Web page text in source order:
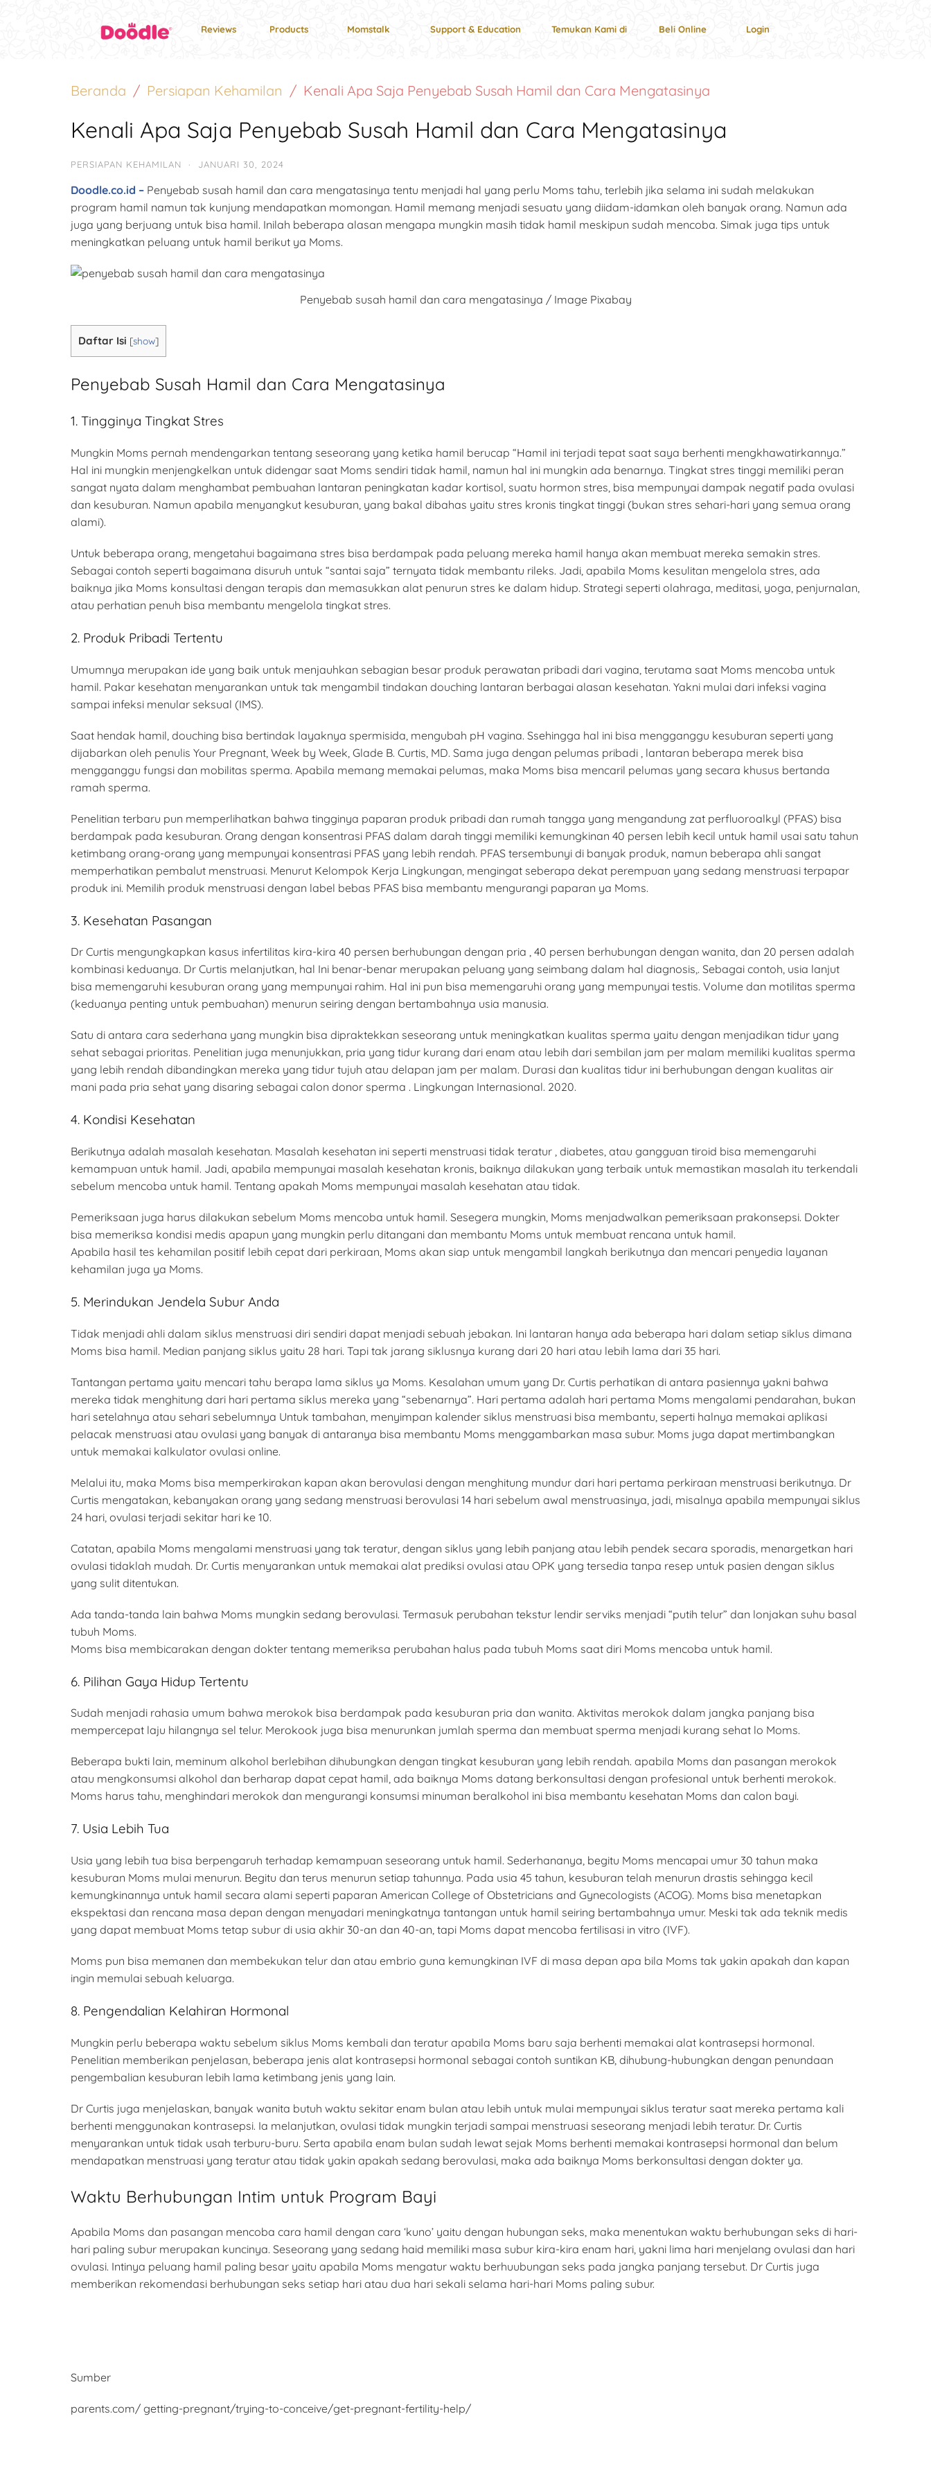
Reviews Products Momstalk Support & Education Temukan Kami di Beli Online Login
Beranda Persiapan Kehamilan Kenali Apa Saja Penyebab Susah Hamil dan Cara Mengatasinya
Kenali Apa Saja Penyebab Susah Hamil dan Cara Mengatasinya
PERSIAPAN KEHAMILAN · JANUARI 30, 2024
Doodle.co.id – Penyebab susah hamil dan cara mengatasinya tentu menjadi hal yang perlu Moms tahu, terlebih jika selama ini sudah melakukan
program hamil namun tak kunjung mendapatkan momongan. Hamil memang menjadi sesuatu yang diidam-idamkan oleh banyak orang. Namun ada
juga yang berjuang untuk bisa hamil. Inilah beberapa alasan mengapa mungkin masih tidak hamil meskipun sudah mencoba. Simak juga tips untuk
meningkatkan peluang untuk hamil berikut ya Moms.
Penyebab susah hamil dan cara mengatasinya / Image Pixabay
Daftar Isi [show]
Penyebab Susah Hamil dan Cara Mengatasinya
1. Tingginya Tingkat Stres
Mungkin Moms pernah mendengarkan tentang seseorang yang ketika hamil berucap “Hamil ini terjadi tepat saat saya berhenti mengkhawatirkannya.”
Hal ini mungkin menjengkelkan untuk didengar saat Moms sendiri tidak hamil, namun hal ini mungkin ada benarnya. Tingkat stres tinggi memiliki peran
sangat nyata dalam menghambat pembuahan lantaran peningkatan kadar kortisol, suatu hormon stres, bisa mempunyai dampak negatif pada ovulasi
dan kesuburan. Namun apabila menyangkut kesuburan, yang bakal dibahas yaitu stres kronis tingkat tinggi (bukan stres sehari-hari yang semua orang
alami).
Untuk beberapa orang, mengetahui bagaimana stres bisa berdampak pada peluang mereka hamil hanya akan membuat mereka semakin stres.
Sebagai contoh seperti bagaimana disuruh untuk “santai saja” ternyata tidak membantu rileks. Jadi, apabila Moms kesulitan mengelola stres, ada
baiknya jika Moms konsultasi dengan terapis dan memasukkan alat penurun stres ke dalam hidup. Strategi seperti olahraga, meditasi, yoga, penjurnalan,
atau perhatian penuh bisa membantu mengelola tingkat stres.
2. Produk Pribadi Tertentu
Umumnya merupakan ide yang baik untuk menjauhkan sebagian besar produk perawatan pribadi dari vagina, terutama saat Moms mencoba untuk
hamil. Pakar kesehatan menyarankan untuk tak mengambil tindakan douching lantaran berbagai alasan kesehatan. Yakni mulai dari infeksi vagina
sampai infeksi menular seksual (IMS).
Saat hendak hamil, douching bisa bertindak layaknya spermisida, mengubah pH vagina. Ssehingga hal ini bisa mengganggu kesuburan seperti yang
dijabarkan oleh penulis Your Pregnant, Week by Week, Glade B. Curtis, MD. Sama juga dengan pelumas pribadi , lantaran beberapa merek bisa
mengganggu fungsi dan mobilitas sperma. Apabila memang memakai pelumas, maka Moms bisa mencaril pelumas yang secara khusus bertanda
ramah sperma.
Penelitian terbaru pun memperlihatkan bahwa tingginya paparan produk pribadi dan rumah tangga yang mengandung zat perfluoroalkyl (PFAS) bisa
berdampak pada kesuburan. Orang dengan konsentrasi PFAS dalam darah tinggi memiliki kemungkinan 40 persen lebih kecil untuk hamil usai satu tahun
ketimbang orang-orang yang mempunyai konsentrasi PFAS yang lebih rendah. PFAS tersembunyi di banyak produk, namun beberapa ahli sangat
memperhatikan pembalut menstruasi. Menurut Kelompok Kerja Lingkungan, mengingat seberapa dekat perempuan yang sedang menstruasi terpapar
produk ini. Memilih produk menstruasi dengan label bebas PFAS bisa membantu mengurangi paparan ya Moms.
3. Kesehatan Pasangan
Dr Curtis mengungkapkan kasus infertilitas kira-kira 40 persen berhubungan dengan pria , 40 persen berhubungan dengan wanita, dan 20 persen adalah
kombinasi keduanya. Dr Curtis melanjutkan, hal Ini benar-benar merupakan peluang yang seimbang dalam hal diagnosis,. Sebagai contoh, usia lanjut
bisa memengaruhi kesuburan orang yang mempunyai rahim. Hal ini pun bisa memengaruhi orang yang mempunyai testis. Volume dan motilitas sperma
(keduanya penting untuk pembuahan) menurun seiring dengan bertambahnya usia manusia.
Satu di antara cara sederhana yang mungkin bisa dipraktekkan seseorang untuk meningkatkan kualitas sperma yaitu dengan menjadikan tidur yang
sehat sebagai prioritas. Penelitian juga menunjukkan, pria yang tidur kurang dari enam atau lebih dari sembilan jam per malam memiliki kualitas sperma
yang lebih rendah dibandingkan mereka yang tidur tujuh atau delapan jam per malam. Durasi dan kualitas tidur ini berhubungan dengan kualitas air
mani pada pria sehat yang disaring sebagai calon donor sperma . Lingkungan Internasional. 2020.
4. Kondisi Kesehatan
Berikutnya adalah masalah kesehatan. Masalah kesehatan ini seperti menstruasi tidak teratur , diabetes, atau gangguan tiroid bisa memengaruhi
kemampuan untuk hamil. Jadi, apabila mempunyai masalah kesehatan kronis, baiknya dilakukan yang terbaik untuk memastikan masalah itu terkendali
sebelum mencoba untuk hamil. Tentang apakah Moms mempunyai masalah kesehatan atau tidak.
Pemeriksaan juga harus dilakukan sebelum Moms mencoba untuk hamil. Sesegera mungkin, Moms menjadwalkan pemeriksaan prakonsepsi. Dokter
bisa memeriksa kondisi medis apapun yang mungkin perlu ditangani dan membantu Moms untuk membuat rencana untuk hamil.
Apabila hasil tes kehamilan positif lebih cepat dari perkiraan, Moms akan siap untuk mengambil langkah berikutnya dan mencari penyedia layanan
kehamilan juga ya Moms.
5. Merindukan Jendela Subur Anda
Tidak menjadi ahli dalam siklus menstruasi diri sendiri dapat menjadi sebuah jebakan. Ini lantaran hanya ada beberapa hari dalam setiap siklus dimana
Moms bisa hamil. Median panjang siklus yaitu 28 hari. Tapi tak jarang siklusnya kurang dari 20 hari atau lebih lama dari 35 hari.
Tantangan pertama yaitu mencari tahu berapa lama siklus ya Moms. Kesalahan umum yang Dr. Curtis perhatikan di antara pasiennya yakni bahwa
mereka tidak menghitung dari hari pertama siklus mereka yang “sebenarnya”. Hari pertama adalah hari pertama Moms mengalami pendarahan, bukan
hari setelahnya atau sehari sebelumnya Untuk tambahan, menyimpan kalender siklus menstruasi bisa membantu, seperti halnya memakai aplikasi
pelacak menstruasi atau ovulasi yang banyak di antaranya bisa membantu Moms menggambarkan masa subur. Moms juga dapat mertimbangkan
untuk memakai kalkulator ovulasi online.
Melalui itu, maka Moms bisa memperkirakan kapan akan berovulasi dengan menghitung mundur dari hari pertama perkiraan menstruasi berikutnya. Dr
Curtis mengatakan, kebanyakan orang yang sedang menstruasi berovulasi 14 hari sebelum awal menstruasinya, jadi, misalnya apabila mempunyai siklus
24 hari, ovulasi terjadi sekitar hari ke 10.
Catatan, apabila Moms mengalami menstruasi yang tak teratur, dengan siklus yang lebih panjang atau lebih pendek secara sporadis, menargetkan hari
ovulasi tidaklah mudah. Dr. Curtis menyarankan untuk memakai alat prediksi ovulasi atau OPK yang tersedia tanpa resep untuk pasien dengan siklus
yang sulit ditentukan.
Ada tanda-tanda lain bahwa Moms mungkin sedang berovulasi. Termasuk perubahan tekstur lendir serviks menjadi “putih telur” dan lonjakan suhu basal
tubuh Moms.
Moms bisa membicarakan dengan dokter tentang memeriksa perubahan halus pada tubuh Moms saat diri Moms mencoba untuk hamil.
6. Pilihan Gaya Hidup Tertentu
Sudah menjadi rahasia umum bahwa merokok bisa berdampak pada kesuburan pria dan wanita. Aktivitas merokok dalam jangka panjang bisa
mempercepat laju hilangnya sel telur. Merokook juga bisa menurunkan jumlah sperma dan membuat sperma menjadi kurang sehat lo Moms.
Beberapa bukti lain, meminum alkohol berlebihan dihubungkan dengan tingkat kesuburan yang lebih rendah. apabila Moms dan pasangan merokok
atau mengkonsumsi alkohol dan berharap dapat cepat hamil, ada baiknya Moms datang berkonsultasi dengan profesional untuk berhenti merokok.
Moms harus tahu, menghindari merokok dan mengurangi konsumsi minuman beralkohol ini bisa membantu kesehatan Moms dan calon bayi.
7. Usia Lebih Tua
Usia yang lebih tua bisa berpengaruh terhadap kemampuan seseorang untuk hamil. Sederhananya, begitu Moms mencapai umur 30 tahun maka
kesuburan Moms mulai menurun. Begitu dan terus menurun setiap tahunnya. Pada usia 45 tahun, kesuburan telah menurun drastis sehingga kecil
kemungkinannya untuk hamil secara alami seperti paparan American College of Obstetricians and Gynecologists (ACOG). Moms bisa menetapkan
ekspektasi dan rencana masa depan dengan menyadari meningkatnya tantangan untuk hamil seiring bertambahnya umur. Meski tak ada teknik medis
yang dapat membuat Moms tetap subur di usia akhir 30-an dan 40-an, tapi Moms dapat mencoba fertilisasi in vitro (IVF).
Moms pun bisa memanen dan membekukan telur dan atau embrio guna kemungkinan IVF di masa depan apa bila Moms tak yakin apakah dan kapan
ingin memulai sebuah keluarga.
8. Pengendalian Kelahiran Hormonal
Mungkin perlu beberapa waktu sebelum siklus Moms kembali dan teratur apabila Moms baru saja berhenti memakai alat kontrasepsi hormonal.
Penelitian memberikan penjelasan, beberapa jenis alat kontrasepsi hormonal sebagai contoh suntikan KB, dihubung-hubungkan dengan penundaan
pengembalian kesuburan lebih lama ketimbang jenis yang lain.
Dr Curtis juga menjelaskan, banyak wanita butuh waktu sekitar enam bulan atau lebih untuk mulai mempunyai siklus teratur saat mereka pertama kali
berhenti menggunakan kontrasepsi. Ia melanjutkan, ovulasi tidak mungkin terjadi sampai menstruasi seseorang menjadi lebih teratur. Dr. Curtis
menyarankan untuk tidak usah terburu-buru. Serta apabila enam bulan sudah lewat sejak Moms berhenti memakai kontrasepsi hormonal dan belum
mendapatkan menstruasi yang teratur atau tidak yakin apakah sedang berovulasi, maka ada baiknya Moms berkonsultasi dengan dokter ya.
Waktu Berhubungan Intim untuk Program Bayi
Apabila Moms dan pasangan mencoba cara hamil dengan cara ‘kuno’ yaitu dengan hubungan seks, maka menentukan waktu berhubungan seks di hari-
hari paling subur merupakan kuncinya. Seseorang yang sedang haid memiliki masa subur kira-kira enam hari, yakni lima hari menjelang ovulasi dan hari
ovulasi. Intinya peluang hamil paling besar yaitu apabila Moms mengatur waktu berhuubungan seks pada jangka panjang tersebut. Dr Curtis juga
memberikan rekomendasi berhubungan seks setiap hari atau dua hari sekali selama hari-hari Moms paling subur.
Sumber
parents.com/ getting-pregnant/trying-to-conceive/get-pregnant-fertility-help/